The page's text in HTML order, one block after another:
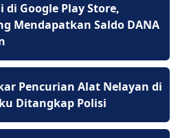
di Google Play Store,
Mendapatkan Saldo DANA
Pencurian Alat Nelayan di
Ditangkap Polisi